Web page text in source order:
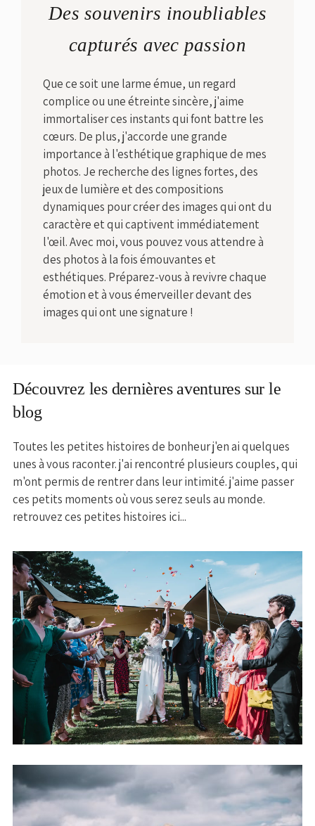
Des souvenirs inoubliables
capturés avec passion
Que ce soit une larme émue, un regard
complice ou une étreinte sincère, j'aime
immortaliser ces instants qui font battre les
cœurs. De plus, j'accorde une grande
importance à l'esthétique graphique de mes
photos. Je recherche des lignes fortes, des
jeux de lumière et des compositions
dynamiques pour créer des images qui ont du
caractère et qui captivent immédiatement
l'œil. Avec moi, vous pouvez vous attendre à
des photos à la fois émouvantes et
esthétiques. Préparez-vous à revivre chaque
émotion et à vous émerveiller devant des
images qui ont une signature !
Découvrez les dernières aventures sur le
blog
Toutes les petites histoires de bonheur j'en ai quelques
unes à vous raconter. j'ai rencontré plusieurs couples, qui
m'ont permis de rentrer dans leur intimité. j'aime passer
ces petits moments où vous serez seuls au monde.
retrouvez ces petites histoires ici...
MARIAGE CÉCILE ET NICOLAS
+ OUVRIR